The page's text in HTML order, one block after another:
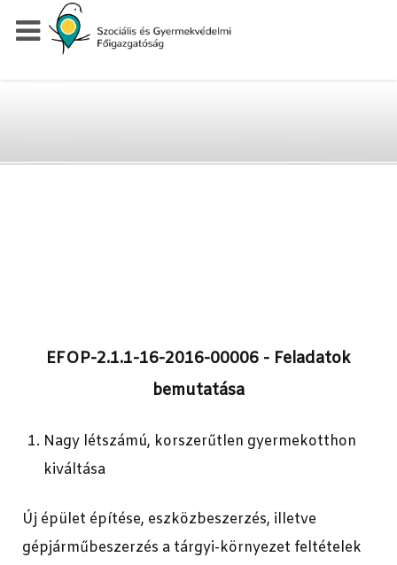
EFOP-2.1.1-16-2016-00006 - Feladatok
bemutatása
Nagy létszámú, korszerűtlen gyermekotthon
kiváltása
Új épület építése, eszközbeszerzés, illetve
gépjárműbeszerzés a tárgyi-környezet feltételek